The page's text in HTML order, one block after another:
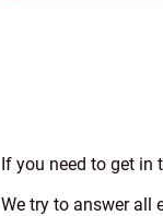
If you need to get in
We try to answer all